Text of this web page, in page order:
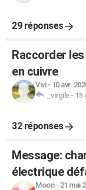
29 réponses
Raccorder
en cuivre
Vivi- 10 avr.
_virgile- 15
32 réponses
Message:
électrique
Moon- 21 mai